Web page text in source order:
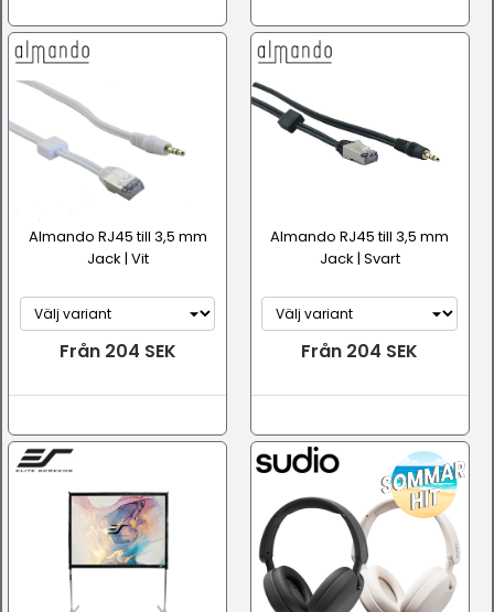
Almando RJ45 till 3,5 mm
Jack | Vit
Från 204 SEK
Almando RJ45 till 3,5 mm
Jack | Svart
Från 204 SEK